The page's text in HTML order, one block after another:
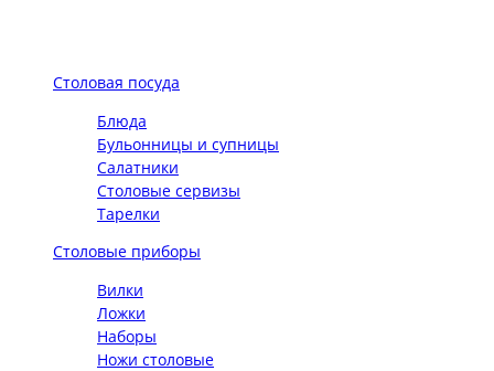
Столовая посуда
Блюда
Бульонницы и супницы
Салатники
Столовые сервизы
Тарелки
Столовые приборы
Вилки
Ложки
Наборы
Ножи столовые